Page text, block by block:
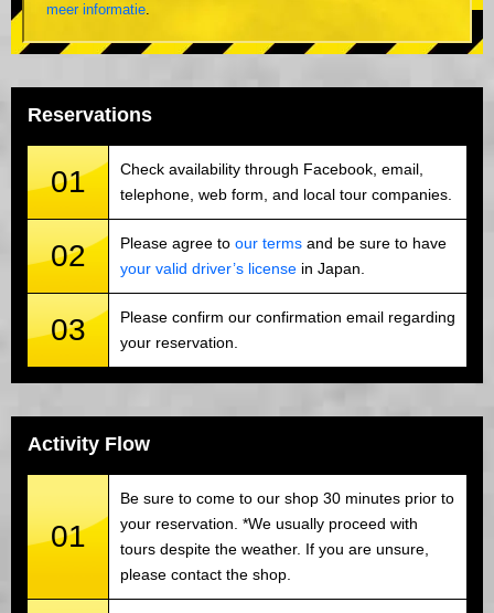
meer informatie.
Reservations
01
Check availability through Facebook, email,
telephone, web form, and local tour companies.
02 Please agree to our terms and be sure to have
your valid driver’s license in Japan.
03
Please confirm our confirmation email regarding
your reservation.
Activity Flow
01
Be sure to come to our shop 30 minutes prior to
your reservation. *We usually proceed with
tours despite the weather. If you are unsure,
please contact the shop.